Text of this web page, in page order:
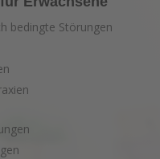
bedingte Störungen